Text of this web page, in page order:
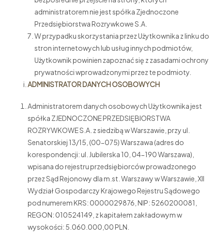
administratorem nie jest spółka Zjednoczone
Przedsiębiorstwa Rozrywkowe S.A.
W przypadku skorzystania przez Użytkownika z linku do
stron internetowych lub usług innych podmiotów,
Użytkownik powinien zapoznać się z zasadami ochrony
prywatności wprowadzonymi przez te podmioty.
ADMINISTRATOR DANYCH OSOBOWYCH
Administratorem danych osobowych Użytkownika jest
spółka ZJEDNOCZONE PRZEDSIĘBIORSTWA
ROZRYWKOWE S.A. z siedzibą w Warszawie, przy ul.
Senatorskiej 13/15, (00-075) Warszawa (adres do
korespondencji: ul. Jubilerska 10, 04-190 Warszawa),
wpisana do rejestru przedsiębiorców prowadzonego
przez Sąd Rejonowy dla m.st. Warszawy w Warszawie, XII
Wydział Gospodarczy Krajowego Rejestru Sądowego
pod numerem KRS: 0000029876, NIP: 5260200081,
REGON: 010524149, z kapitałem zakładowym w
wysokości: 5.060.000,00 PLN.